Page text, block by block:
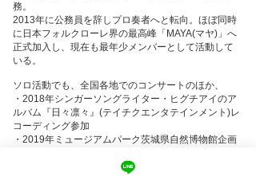
務。
2013年に公務員を辞しプロ奏者へと転向。ほぼ同時
に日本フォルクローレ界の最高峰「MAYA(マヤ)」へ
正式加入し、現在も最年少メンバーとして活動して
いる。
ソロ活動でも、全国各地でのコンサートのほか、
・2018年シンガーソングライター・ヒグチアイのア
ルバム『日々凛々』(テイチクエンタテインメント)レ
コーディング参加
・2019年ミュージアムパーク茨城県自然博物館企画
・2020年1stソロアルバム『Quena WORLD』発売